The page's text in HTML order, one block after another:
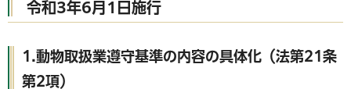
令和3年6月1日施行
1.動物取扱業遵守基準の内容の具体化（法第21条
第2項）